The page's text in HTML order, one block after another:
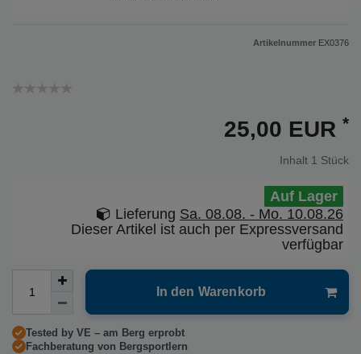
Artikelnummer EX0376
25,00 EUR *
Inhalt 1 Stück
Auf Lager
Lieferung Sa. 08.08. - Mo. 10.08.26
Dieser Artikel ist auch per Expressversand
verfügbar
In den Warenkorb
Tested by VE – am Berg erprobt
Fachberatung von Bergsportlern